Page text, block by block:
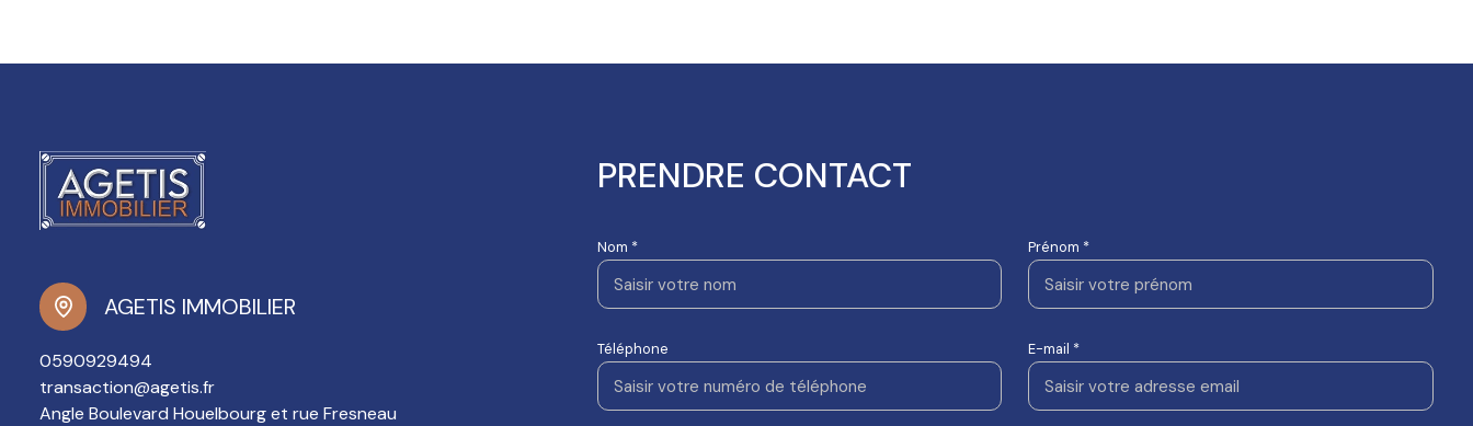
PRENDRE CONTACT
Nom * Prénom *
Téléphone E-mail *
AGETIS IMMOBILIER
0590929494
transaction@agetis.fr
Angle Boulevard Houelbourg et rue Fresneau